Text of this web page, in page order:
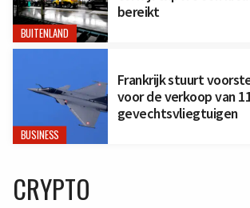
BUITENLAND
bereikt
BUSINESS
Frankrijk stuurt
voor de verkoop van
gevechtsvliegtuigen
CRYPTO